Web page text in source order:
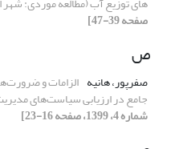
صفحه 39-47]
ص
صفرپور، هانیه الزامات و
جامع در ارزیابی سیاست‌های
شماره 4، 1399، صفحه 16-23]